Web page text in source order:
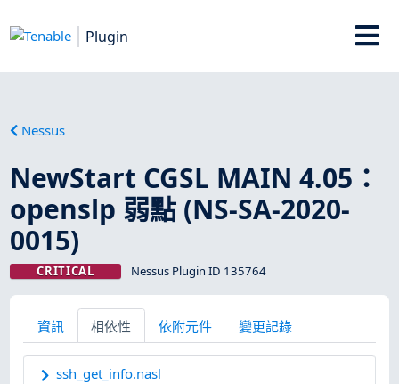
Plugin
Nessus
NewStart CGSL MAIN 4.05：
openslp 弱點 (NS-SA-2020-
0015)
CRITICAL Nessus Plugin ID 135764
資訊 相依性 依附元件 變更記錄
ssh_get_info.nasl